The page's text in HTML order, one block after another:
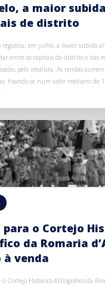
a maior
de distrito
registou, em julho, a maior subida
entre as capitais de distrito e das
pelo idealista. As rendas
fixando-se num valor mediano de
para o Cortejo
da Romaria
à venda
Cortejo Histórico-Etnográfico da